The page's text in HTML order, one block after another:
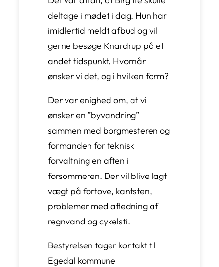
deltage i mødet i dag. Hun har
imidlertid meldt afbud og vil
gerne besøge Knardrup på et
andet tidspunkt. Hvornår
ønsker vi det, og i hvilken form?
Der var enighed om, at vi
ønsker en ”byvandring”
sammen med borgmesteren og
formanden for teknisk
forvaltning en aften i
forsommeren. Der vil blive lagt
vægt på fortove, kantsten,
problemer med afledning af
regnvand og cykelsti.
Bestyrelsen tager kontakt til
Egedal kommune